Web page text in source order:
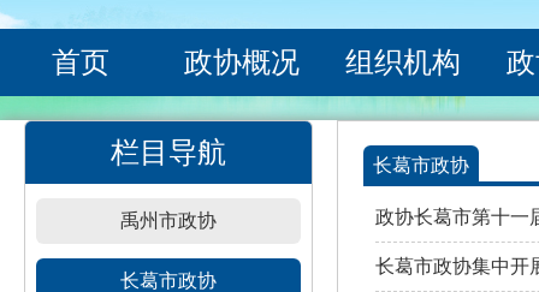
首页 政协概况 组织机构
栏目导航
禹州市政协
长葛市政协
长葛市政协
政协长葛市第十一
长葛市政协集中开